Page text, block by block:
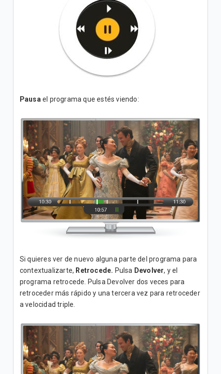
Pausa el programa que estés viendo:
Si quieres ver de nuevo alguna parte del programa para
contextualizarte, Retrocede. Pulsa Devolver, y el
programa retrocede. Pulsa Devolver dos veces para
retroceder más rápido y una tercera vez para retroceder
a velocidad triple.